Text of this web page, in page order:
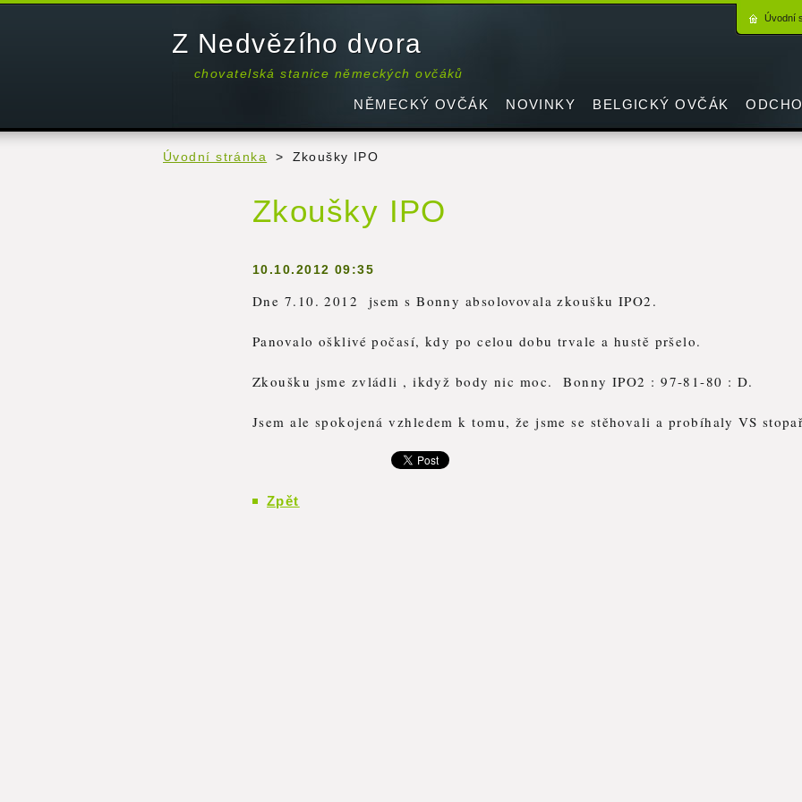
Z Nedvězího dvora
chovatelská stanice německých ovčáků
Úvodní stránka > Zkoušky IPO
Zkoušky IPO
10.10.2012 09:35
Dne 7.10. 2012 jsem s Bonny absolovovala zkoušku IPO2.
Panovalo ošklivé počasí, kdy po celou dobu trvale a hustě pršelo.
Zkoušku jsme zvládli , ikdyž body nic moc. Bonny IPO2 : 97-81-80 : D.
Jsem ale spokojená vzhledem k tomu, že jsme se stěhovali a probíhaly VS
Zpět
NĚMECKÝ OVČÁK NOVINKY BELGICKÝ OVČÁK
Úvodní